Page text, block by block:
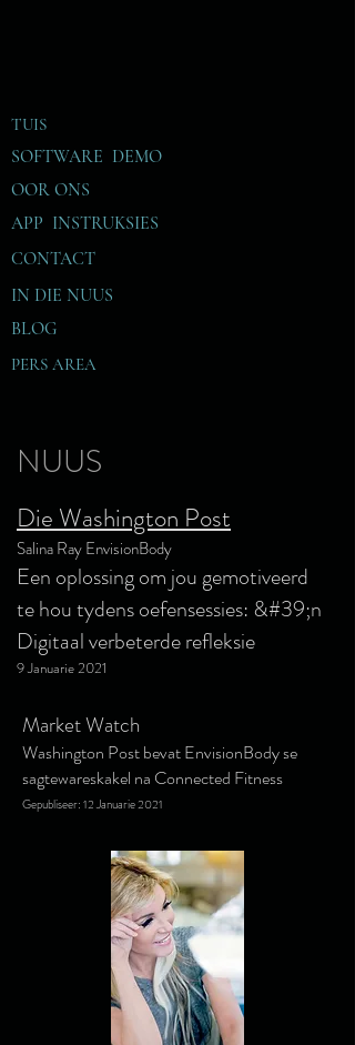
TUIS
IN DIE NUUS
PERS AREA
SOFTWARE DEMO
OOR ONS
BLOG
APP INSTRUKSIES
CONTACT
NUUS
Die Washington Post
Salina Ray EnvisionBody
Een oplossing om jou gemotiveerd
te hou tydens oefensessies: &#39;n
Digitaal verbeterde refleksie
9 Januarie 2021
Market Watch
Washington Post bevat EnvisionBody se
sagtewareskakel na Connected Fitness
Gepubliseer: 12 Januarie 2021